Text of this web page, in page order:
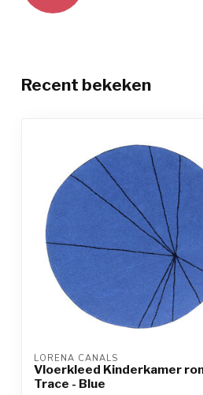
Recent bekeken
LORENA CANALS
Vloerkleed Kinderkamer
Trace - Blue